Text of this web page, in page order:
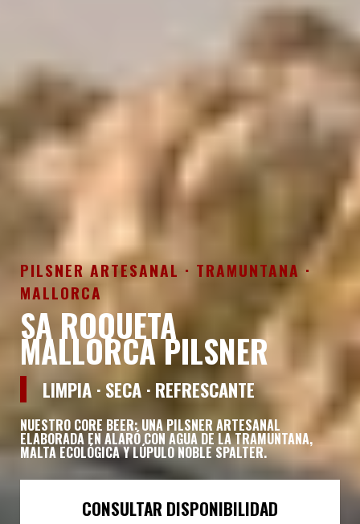
PILSNER ARTESANAL · TRAMUNTANA ·
MALLORCA
SA ROQUETA
MALLORCA PILSNER
LIMPIA · SECA · REFRESCANTE
NUESTRO CORE BEER: UNA PILSNER ARTESANAL
ELABORADA EN ALARÓ CON AGUA DE LA TRAMUNTANA,
MALTA ECOLÓGICA Y LÚPULO NOBLE SPALTER.
CONSULTAR DISPONIBILIDAD